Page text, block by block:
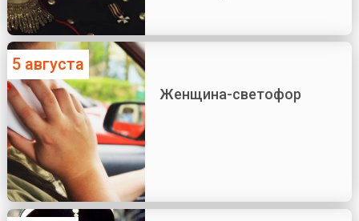
5 августа
Женщина-светофор